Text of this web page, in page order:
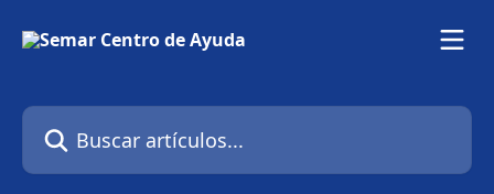
Buscar artículos...